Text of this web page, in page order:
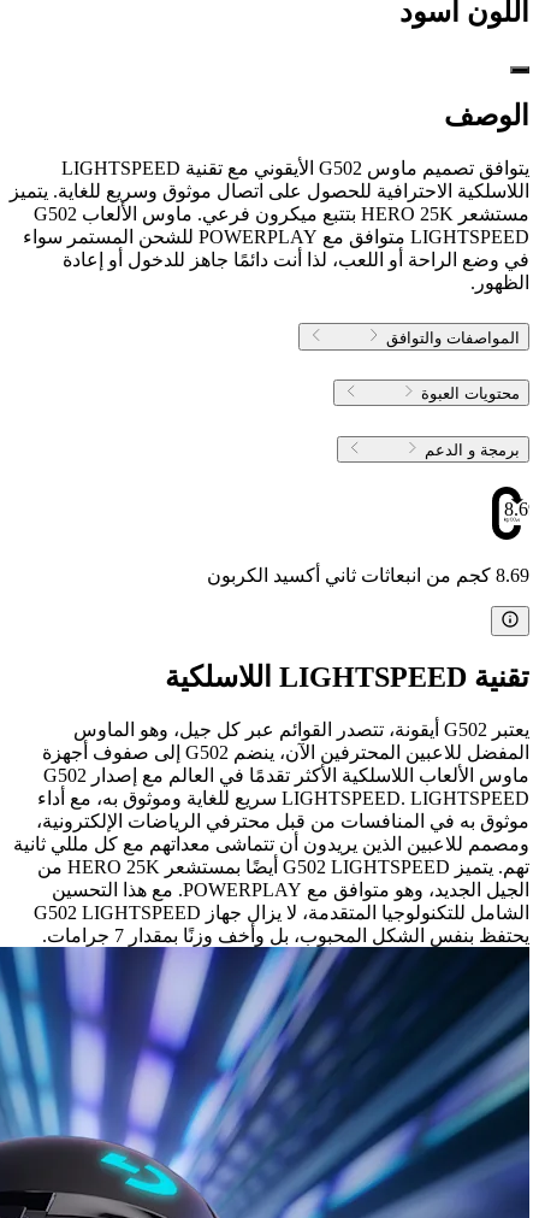
اللون أسود
الوصف
يتوافق تصميم ماوس G502 الأيقوني مع تقنية LIGHTSPEED
اللاسلكية الاحترافية للحصول على اتصال موثوق وسريع للغاية. يتميز
مستشعر HERO 25K بتتبع ميكرون فرعي. ماوس الألعاب G502
LIGHTSPEED متوافق مع POWERPLAY للشحن المستمر سواء
في وضع الراحة أو اللعب، لذا أنت دائمًا جاهز للدخول أو إعادة
الظهور.
المواصفات والتوافق
محتويات العبوة
برمجة و الدعم
8.69
8.69 كجم من انبعاثات ثاني أكسيد الكربون
تقنية ‏LIGHTSPEED‏ اللاسلكية
يعتبر G502 أيقونة، تتصدر القوائم عبر كل جيل، وهو الماوس
المفضل للاعبين المحترفين الآن، ينضم G502 إلى صفوف أجهزة
ماوس الألعاب اللاسلكية الأكثر تقدمًا في العالم مع إصدار G502
LIGHTSPEED. LIGHTSPEED سريع للغاية وموثوق به، مع أداء
موثوق به في المنافسات من قبل محترفي الرياضات الإلكترونية،
ومصمم للاعبين الذين يريدون أن تتماشى معداتهم مع كل مللي ثانية
تهم. يتميز G502 LIGHTSPEED أيضًا بمستشعر HERO 25K من
الجيل الجديد، وهو متوافق مع POWERPLAY. مع هذا التحسين
الشامل للتكنولوجيا المتقدمة، لا يزال جهاز G502 LIGHTSPEED
يحتفظ بنفس الشكل المحبوب، بل وأخف وزنًا بمقدار 7 جرامات.